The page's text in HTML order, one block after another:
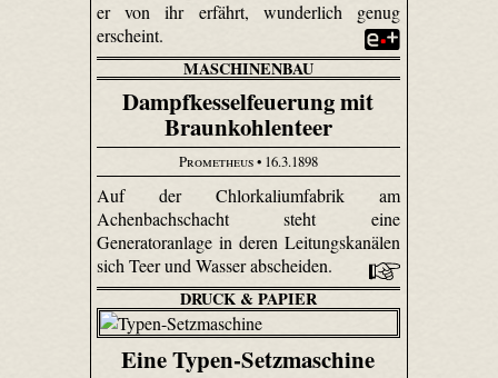
er von ihr erfährt, wunderlich genug
erscheint.
MASCHINENBAU
Dampfkesselfeuerung mit
Braunkohlenteer
Prometheus• 16.3.1898
Auf der Chlorkaliumfabrik am
Achenbachschacht steht eine
Generatoranlage in deren Leitungskanälen
sich Teer und Wasser abscheiden.
DRUCK & PAPIER
Eine Typen-Setzmaschine